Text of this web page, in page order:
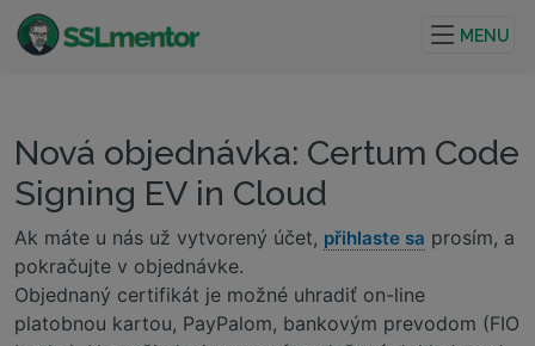
internetové projekty.
MENU
Nová objednávka: Certum Code
Signing EV in Cloud
Ak máte u nás už vytvorený účet, přihlaste sa prosím, a
pokračujte v objednávke.
Objednaný certifikát je možné uhradiť on-line
platobnou kartou, PayPalom, bankovým prevodom (FIO